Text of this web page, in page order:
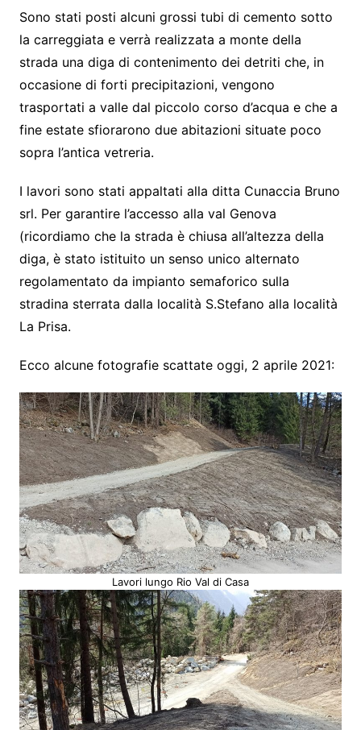
Sono stati posti alcuni grossi tubi di cemento sotto
la carreggiata e verrà realizzata a monte della
strada una diga di contenimento dei detriti che, in
occasione di forti precipitazioni, vengono
trasportati a valle dal piccolo corso d’acqua e che a
fine estate sfiorarono due abitazioni situate poco
sopra l’antica vetreria.
I lavori sono stati appaltati alla ditta Cunaccia Bruno
srl. Per garantire l’accesso alla val Genova
(ricordiamo che la strada è chiusa all’altezza della
diga, è stato istituito un senso unico alternato
regolamentato da impianto semaforico sulla
stradina sterrata dalla località S.Stefano alla località
La Prisa.
Ecco alcune fotografie scattate oggi, 2 aprile 2021:
Lavori lungo Rio Val di Casa